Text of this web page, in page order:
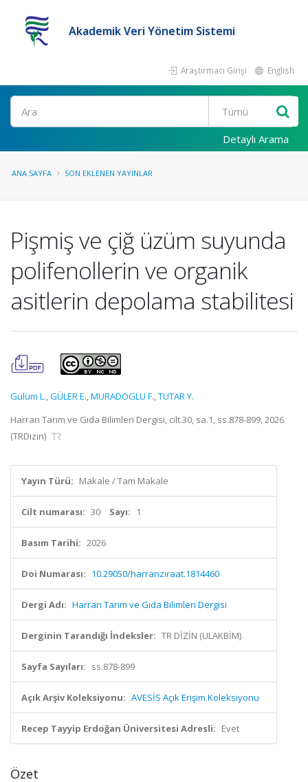
Akademik Veri Yönetim Sistemi
Araştırmacı Girişi English
Ara
Detaylı Arama
ANA SAYFA SON EKLENEN YAYINLAR
Pişmiş ve çiğ üzüm suyunda
polifenollerin ve organik
asitlerin depolama stabilitesi
Gülüm L.,GÜLER E.,MURADOGLU F.,TUTAR Y.
Harran Tarım ve Gıda Bilimleri Dergisi, cilt.30, sa.1, ss.878-899, 2026
(TRDizin)
Yayın Türü: Makale / Tam Makale
Cilt numarası: 30 Sayı: 1
Basım Tarihi: 2026
Doi Numarası: 10.29050/harranziraat.1814460
Dergi Adı: Harran Tarım ve Gıda Bilimleri Dergisi
Derginin Tarandığı İndeksler: TR DİZİN (ULAKBİM)
Sayfa Sayıları: ss.878-899
Açık Arşiv Koleksiyonu: AVESİS Açık Erişim Koleksiyonu
Recep Tayyip Erdoğan Üniversitesi Adresli: Evet
Özet